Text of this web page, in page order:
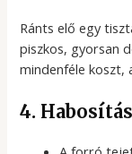
Ránts elő egy
piszkos, gyorsan
mindenféle koszt,
4.